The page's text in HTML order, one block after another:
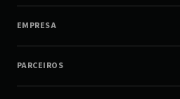
EMPRESA
PARCEIROS